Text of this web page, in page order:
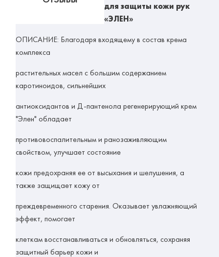
для защиты кожи рук
«ЭЛЕН»
ОПИСАНИЕ: Благодаря входящему в состав крема
комплекса
растительных масел с большим содержанием
каротиноидов, сильнейших
антиоксидантов и Д-пантенола регенерирующий крем
"Элен" обладает
противовоспалительным и ранозаживляющим
свойством, улучшает состояние
кожи предохраняя ее от высыхания и шелушения, а
также защищает кожу от
преждевременного старения. Оказывает увлажняющий
эффект, помогает
клеткам восстанавливаться и обновляться, сохраняя
защитный барьер кожи и